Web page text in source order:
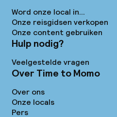
Word onze local in...
Onze reisgidsen verkopen
Onze content gebruiken
Hulp nodig?
Veelgestelde vragen
Over Time to Momo
Over ons
Onze locals
Pers